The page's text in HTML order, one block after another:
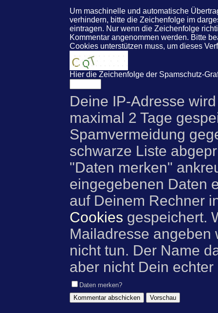
Um maschinelle und automatische
verhindern, bitte die Zeichenfolge im
eintragen. Nur wenn die Zeichenfolge
Kommentar angenommen werden. Bitte
Cookies unterstützen muss, um dieses
Hier die Zeichenfolge der Spamschutz-
Deine IP-Adresse
maximal 2 Tage
Spamvermeidung
schwarze Liste
"Daten merken"
eingegebenen Daten
auf Deinem Rechner
Cookies gespeichert.
Mailadresse angeben
nicht tun. Der Name
aber nicht Dein
Daten merken?